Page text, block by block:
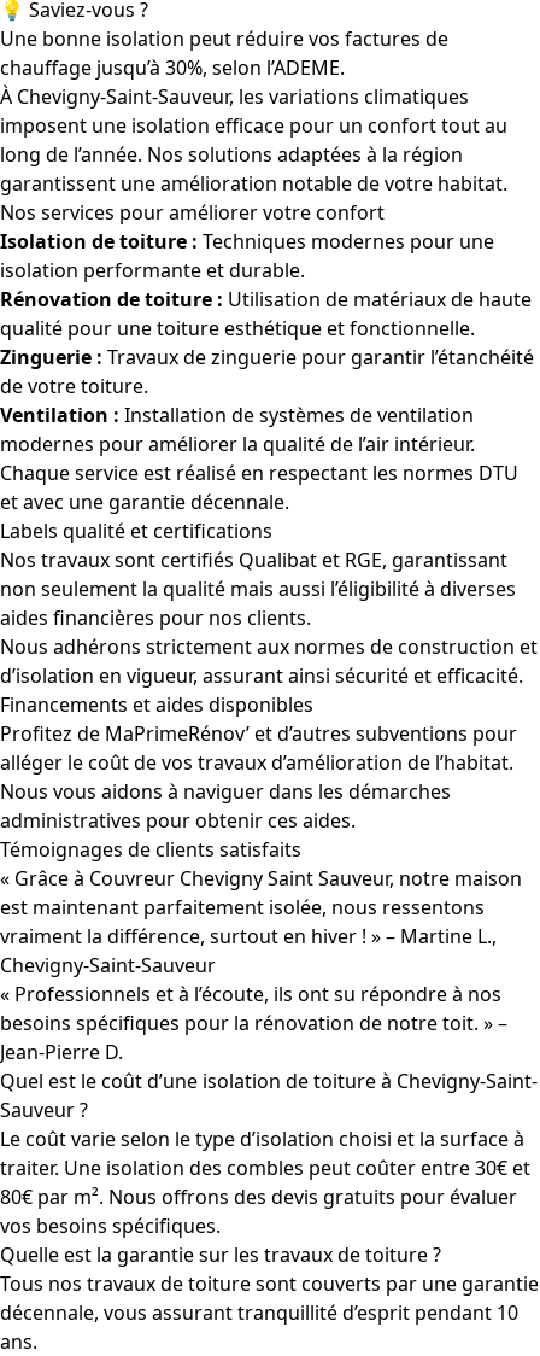
💡 Saviez-vous ?
Une bonne isolation peut réduire vos factures de
chauffage jusqu’à 30%, selon l’ADEME.
À Chevigny-Saint-Sauveur, les variations climatiques
imposent une isolation efficace pour un confort tout au
long de l’année. Nos solutions adaptées à la région
garantissent une amélioration notable de votre habitat.
Nos services pour améliorer votre confort
Isolation de toiture : Techniques modernes pour une
isolation performante et durable.
Rénovation de toiture : Utilisation de matériaux de haute
qualité pour une toiture esthétique et fonctionnelle.
Zinguerie : Travaux de zinguerie pour garantir l’étanchéité
de votre toiture.
Ventilation : Installation de systèmes de ventilation
modernes pour améliorer la qualité de l’air intérieur.
Chaque service est réalisé en respectant les normes DTU
et avec une garantie décennale.
Labels qualité et certifications
Nos travaux sont certifiés Qualibat et RGE, garantissant
non seulement la qualité mais aussi l’éligibilité à diverses
aides financières pour nos clients.
Nous adhérons strictement aux normes de construction et
d’isolation en vigueur, assurant ainsi sécurité et efficacité.
Financements et aides disponibles
Profitez de MaPrimeRénov’ et d’autres subventions pour
alléger le coût de vos travaux d’amélioration de l’habitat.
Nous vous aidons à naviguer dans les démarches
administratives pour obtenir ces aides.
Témoignages de clients satisfaits
« Grâce à Couvreur Chevigny Saint Sauveur, notre maison
est maintenant parfaitement isolée, nous ressentons
vraiment la différence, surtout en hiver ! » – Martine L.,
Chevigny-Saint-Sauveur
« Professionnels et à l’écoute, ils ont su répondre à nos
besoins spécifiques pour la rénovation de notre toit. » –
Jean-Pierre D.
Quel est le coût d’une isolation de toiture à Chevigny-Saint-
Sauveur ?
Le coût varie selon le type d’isolation choisi et la surface à
traiter. Une isolation des combles peut coûter entre 30€ et
80€ par m². Nous offrons des devis gratuits pour évaluer
vos besoins spécifiques.
Quelle est la garantie sur les travaux de toiture ?
Tous nos travaux de toiture sont couverts par une garantie
décennale, vous assurant tranquillité d’esprit pendant 10
ans.